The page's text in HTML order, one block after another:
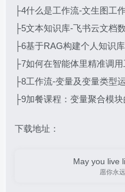
├4什么是工作流-文生图工
├5文本知识库-飞书云文档
├6基于RAG构建个人知识
├7如何在智能体里精准调
├8工作流-变量及变量类型
├9加餐课程：变量聚合模
下载地址：
May you live
愿你永